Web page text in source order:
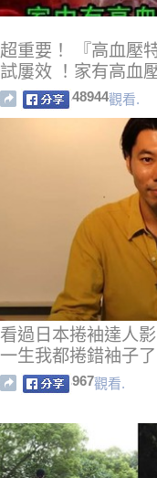
超重要！ 『高血壓
試屢效 ！家有高血
48944觀看.
看過日本捲袖達人
一生我都捲錯袖子了
967觀看.